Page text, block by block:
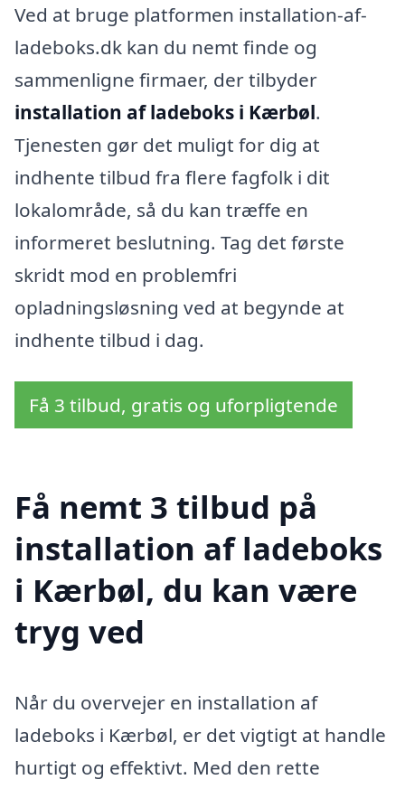
Ved at bruge platformen installation-af-
ladeboks.dk kan du nemt finde og
sammenligne firmaer, der tilbyder
installation af ladeboks i Kærbøl.
Tjenesten gør det muligt for dig at
indhente tilbud fra flere fagfolk i dit
lokalområde, så du kan træffe en
informeret beslutning. Tag det første
skridt mod en problemfri
opladningsløsning ved at begynde at
indhente tilbud i dag.
Få 3 tilbud, gratis og uforpligtende
Få nemt 3 tilbud på
installation af ladeboks
i Kærbøl, du kan være
tryg ved
Når du overvejer en installation af
ladeboks i Kærbøl, er det vigtigt at handle
hurtigt og effektivt. Med den rette